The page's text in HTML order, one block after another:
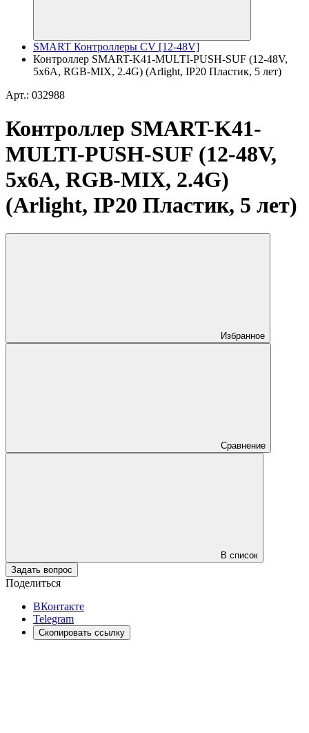
SMART Контроллеры CV [12-48V]
Контроллер SMART-K41-MULTI-PUSH-SUF (12-48V,
5x6A, RGB-MIX, 2.4G) (Arlight, IP20 Пластик, 5 лет)
Арт.: 032988
Контроллер SMART-K41-
MULTI-PUSH-SUF (12-48V,
5x6A, RGB-MIX, 2.4G)
(Arlight, IP20 Пластик, 5 лет)
Избранное
Сравнение
В список
Задать вопрос
Поделиться
ВКонтакте
Telegram
Скопировать ссылку